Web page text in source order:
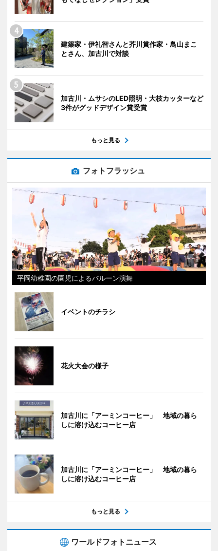
建築家・伊礼智さんと芥川賞作家・鳥山まこ
とさん、加古川で対談
加古川・ムサシのLED照明・大枝カッターなど
3件がグッドデザイン賞受賞
もっと見る
フォトフラッシュ
平岡幼稚園の園児によるバルーン演舞
イベントのチラシ
花火大会の様子
加古川に「アーミンコーヒー」 地域の暮ら
しに溶け込むコーヒー店
加古川に「アーミンコーヒー」 地域の暮ら
しに溶け込むコーヒー店
もっと見る
ワールドフォトニュース